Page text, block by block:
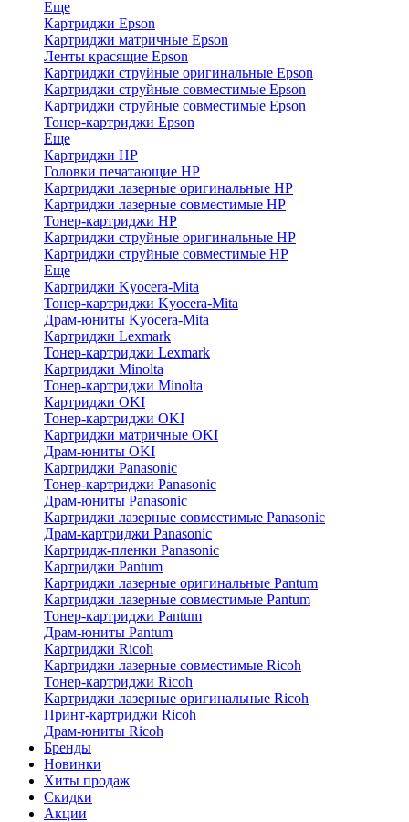
Еще
Картриджи Epson
Картриджи матричные Epson
Ленты красящие Epson
Картриджи струйные оригинальные Epson
Картриджи струйные совместимые Epson
Картриджи струйные совместимые Epson
Тонер-картриджи Epson
Еще
Картриджи HP
Головки печатающие HP
Картриджи лазерные оригинальные HP
Картриджи лазерные совместимые HP
Тонер-картриджи HP
Картриджи струйные оригинальные HP
Картриджи струйные совместимые HP
Еще
Картриджи Kyocera-Mita
Тонер-картриджи Kyocera-Mita
Драм-юниты Kyocera-Mita
Картриджи Lexmark
Тонер-картриджи Lexmark
Картриджи Minolta
Тонер-картриджи Minolta
Картриджи OKI
Тонер-картриджи OKI
Картриджи матричные OKI
Драм-юниты OKI
Картриджи Panasonic
Тонер-картриджи Panasonic
Драм-юниты Panasonic
Картриджи лазерные совместимые Panasonic
Драм-картриджи Panasonic
Картридж-пленки Panasonic
Картриджи Pantum
Картриджи лазерные оригинальные Pantum
Картриджи лазерные совместимые Pantum
Тонер-картриджи Pantum
Драм-юниты Pantum
Картриджи Ricoh
Картриджи лазерные совместимые Ricoh
Тонер-картриджи Ricoh
Картриджи лазерные оригинальные Ricoh
Принт-картриджи Ricoh
Драм-юниты Ricoh
Бренды
Новинки
Хиты продаж
Скидки
Акции